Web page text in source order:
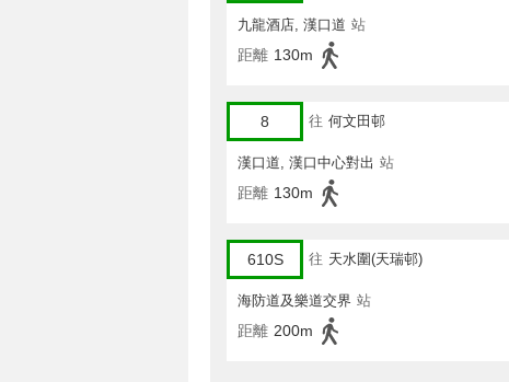
九龍酒店, 漢口道 站
距離 130m
8 往 何文田邨
漢口道, 漢口中心對出 站
距離 130m
610S 往 天水圍(天瑞邨)
海防道及樂道交界 站
距離 200m